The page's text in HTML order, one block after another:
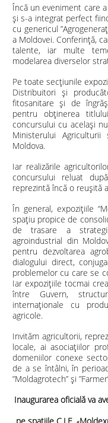
Încă un eveniment care
și s-a integrat perfect
cu genericul
a Moldovei. Conferință,
talente, iar multe
modelarea diverselor
Pe toate secţiunile
Distribuitori şi
fitosanitare şi de
pentru obținerea
concursului cu același
Ministerului
Moldova.
Iar realizările
concursului reluat
reprezintă încă o reușită
În general, expoziţiile
spaţiu propice de
de trasare a
agroindustrial din
pentru dezvoltarea
dialogului direct,
problemelor cu care se
Iar expoziţiile tocmai
între Guvern,
internaţionale cu
agricole.
Invităm agricultorii,
locale, ai asociațiilor
domeniilor conexe
de a se întâlni, în
”Moldagrotech” și
Inaugurarea oficială va
pe spațiile C.I.E.